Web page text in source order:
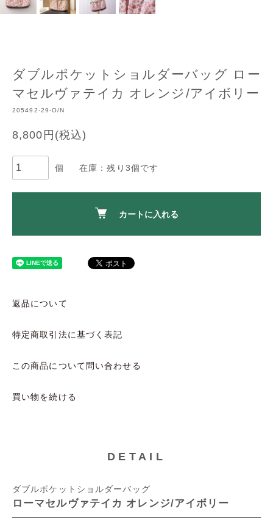
ダブルポケットショルダーバッグ ロー
マセルヴァテイカ オレンジ/アイボリー
205492-29-O/N
8,800円(税込)
個 在庫：残り3個です
カートに入れる
返品について
特定商取引法に基づく表記
この商品について問い合わせる
買い物を続ける
DETAIL
ダブルポケットショルダーバッグ
ローマセルヴァテイカ オレンジ/アイボリー